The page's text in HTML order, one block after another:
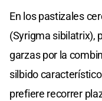
En los pastizales
(Syrigma sibilatrix),
garzas por la
silbido
prefiere recorrer